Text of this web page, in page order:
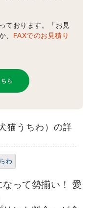
ております。「お見
、 FAXでのお見積り
ら
猫うちわ）の詳
わ
って勢揃い！ 愛